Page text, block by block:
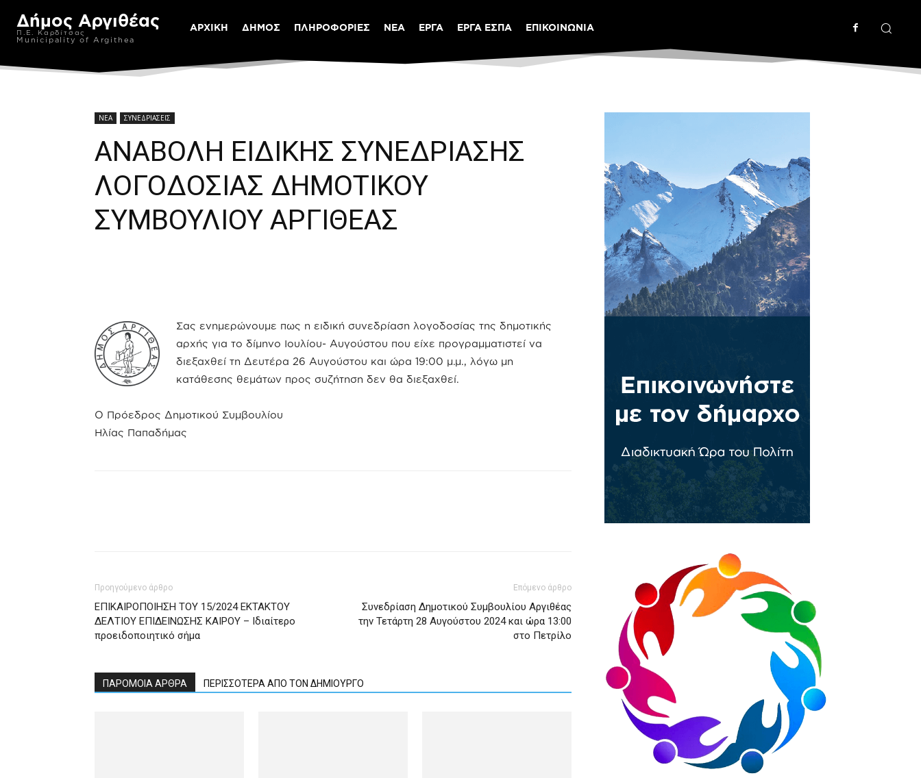
Δήμος Αργιθέας
Π.Ε. Καρδίτσας
Municipality of Argithea
ΑΡΧΙΚΗ ΔΗΜΟΣ ΠΛΗΡΟΦΟΡΙΕΣ ΝΕΑ ΕΡΓΑ ΕΡΓΑ ΕΣΠΑ ΕΠΙΚΟΙΝΩΝΙΑ
ΝΕΑ ΣΥΝΕΔΡΙΑΣΕΙΣ
ΑΝΑΒΟΛΗ ΕΙΔΙΚΗΣ ΣΥΝΕΔΡΙΑΣΗΣ
ΛΟΓΟΔΟΣΙΑΣ ΔΗΜΟΤΙΚΟΥ
ΣΥΜΒΟΥΛΙΟΥ ΑΡΓΙΘΕΑΣ
Σας ενημερώνουμε πως η ειδική συνεδρίαση λογοδοσίας της δημοτικής
αρχής για το δίμηνο Ιουλίου- Αυγούστου που είχε προγραμματιστεί να
διεξαχθεί τη Δευτέρα 26 Αυγούστου και ώρα 19:00 μ.μ., λόγω μη
κατάθεσης θεμάτων προς συζήτηση δεν θα διεξαχθεί.
Ο Πρόεδρος Δημοτικού Συμβουλίου
Ηλίας Παπαδήμας
Προηγούμενο άρθρο
ΕΠΙΚΑΙΡΟΠΟΙΗΣΗ ΤΟΥ 15/2024 ΕΚΤΑΚΤΟΥ
ΔΕΛΤΙΟΥ ΕΠΙΔΕΙΝΩΣΗΣ ΚΑΙΡΟΥ – Ιδιαίτερο
προειδοποιητικό σήμα
Επόμενο άρθρο
Συνεδρίαση Δημοτικού Συμβουλίου Αργιθέας
την Τετάρτη 28 Αυγούστου 2024 και ώρα 13:00
στο Πετρίλο
ΠΑΡΟΜΟΙΑ ΑΡΘΡΑ ΠΕΡΙΣΣΟΤΕΡΑ ΑΠΟ ΤΟΝ ΔΗΜΙΟΥΡΓΟ